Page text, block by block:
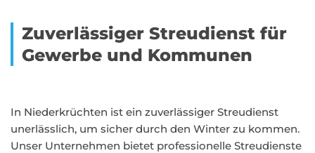
Zuverlässiger Streudienst für
Gewerbe und Kommunen
In Niederkrüchten ist ein zuverlässiger Streudienst
unerlässlich, um sicher durch den Winter zu kommen.
Unser Unternehmen bietet professionelle Streudienste